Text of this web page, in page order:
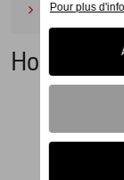
Produits
Housses